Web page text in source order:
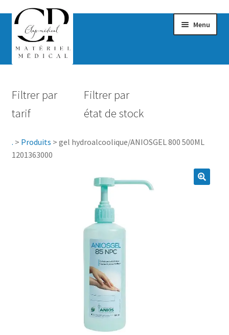
Menu
Hygiène
Rééducation
Vêtements & Chaussures
Filtrer par
tarif
Filtrer par
état de stock
. > Produits > gel hydroalcoolique/ANIOSGEL 800 500ML
1201363000